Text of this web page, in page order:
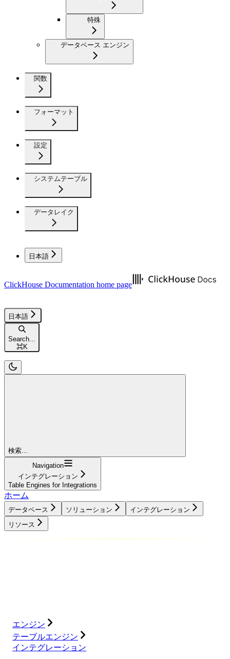
特殊
データベース エンジン
関数
フォーマット
設定
システムテーブル
データレイク
日本語
ClickHouse Documentation home page
日本語
Search...
⌘K
検索...
Navigation
インテグレーション
Table Engines for Integrations
ホーム
データベース ソリューション
インテグレーション
リソース
エンジン
テーブルエンジン
インテグレーション